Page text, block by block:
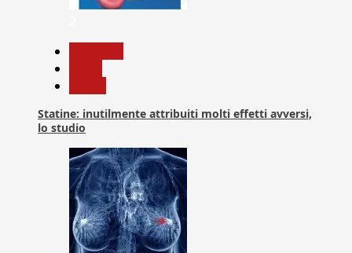
Statine: inutilmente attribuiti molti effetti avversi,
lo studio